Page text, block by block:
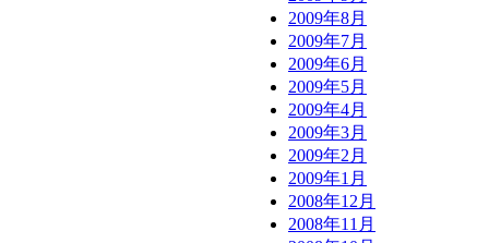
2009年8月
2009年7月
2009年6月
2009年5月
2009年4月
2009年3月
2009年2月
2009年1月
2008年12月
2008年11月